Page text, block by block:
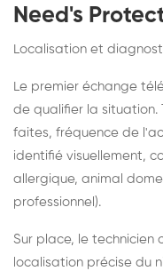
Need's
Localisation et
Le premier échange
de qualifier la
faites, fréquence de
identifié visuellement,
allergique, animal
professionnel).
Sur place, le technicien
localisation précise du